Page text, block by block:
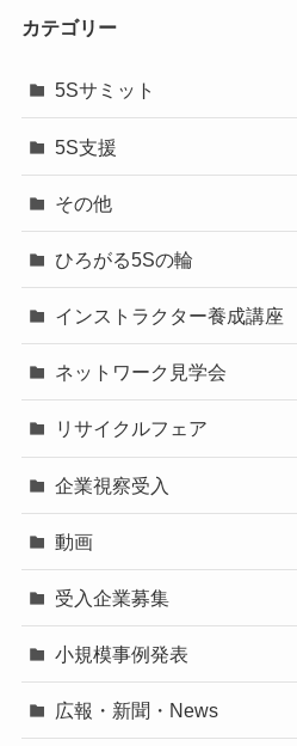
カテゴリー
5Sサミット
5S支援
その他
ひろがる5Sの輪
インストラクター養成講座
ネットワーク見学会
リサイクルフェア
企業視察受入
動画
受入企業募集
小規模事例発表
広報・新聞・News